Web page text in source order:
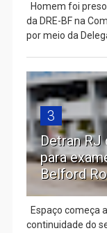
Homem foi
da DRE-BF na
por meio da
3
Detran RJ
para
Belford
Espaço começa
continuidade do